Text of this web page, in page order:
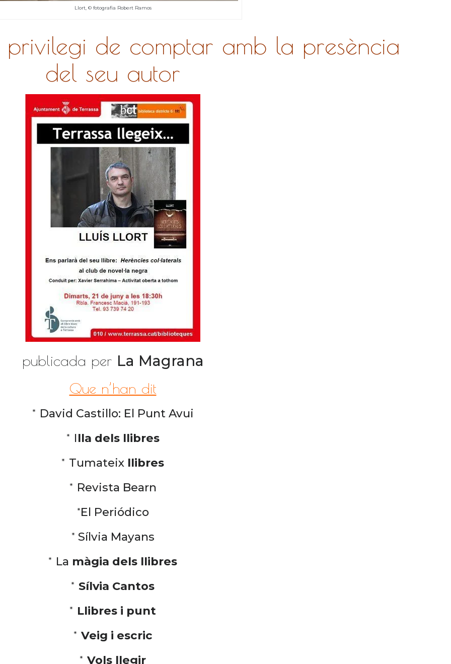
Llort, © fotografia Robert Ramos
privilegi de comptar amb la presència
del seu autor
publicada per La Magrana
Que n’han dit
* David Castillo: El Punt Avui
* Illa dels llibres
* Tumateix llibres
* Revista Bearn
*El Periódico
*Sílvia Mayans
* La màgia dels llibres
* Sílvia Cantos
* Llibres i punt
* Veig i escric
* Vols llegir